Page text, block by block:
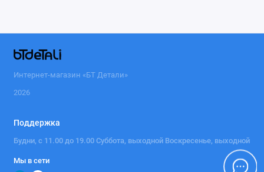
Интернет-магазин «БТ Детали»
2026
Поддержка
Будни, с 11.00 до 19.00 Суббота, выходной Воскресенье, выходной
Мы в сети